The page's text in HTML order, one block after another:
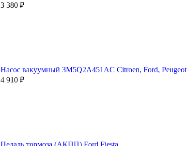
3 380 ₽
Насос вакуумный 3M5Q2A451AC Citroen, Ford, Peugeot
4 910 ₽